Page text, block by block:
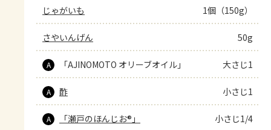
じゃがいも 1個（150g）
さやいんげん 50g
A 「AJINOMOTO オリーブオイル」 大さじ1
A 酢 小さじ1
A 「瀬戸のほんじお®」 小さじ1/4